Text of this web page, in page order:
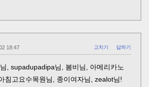
18:47 고치기 답하기
, supadupadipa님, 봄비님, 아메리카노
침고요수목원님, 종이여자님, zealot님!